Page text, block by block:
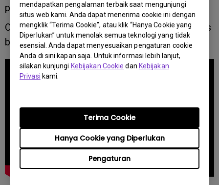
mendapatkan pengalaman terbaik saat mengunjungi
situs web kami. Anda dapat menerima cookie ini dengan
mengklik “Terima Cookie”, atau klik “Hanya Cookie yang
Diperlukan” untuk menolak semua teknologi yang tidak
esensial. Anda dapat menyesuaikan pengaturan cookie
Anda di sini kapan saja. Untuk informasi lebih lanjut,
silakan kunjungi Kebijakan Cookie dan Kebijakan
Privasi kami.
Pengaturan
Hanya Cookie yang Diperlukan
Terima Cookie
proses ini secara manual melalui menu OSD.
Orbit: Untuk mengurangi stress di OLEDs, pixels
berpindah sedikit setiap menit.